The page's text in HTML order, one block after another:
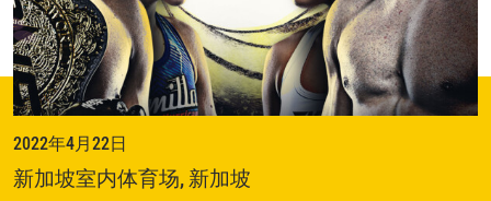
2022年4月22日
新加坡室内体育场, 新加坡